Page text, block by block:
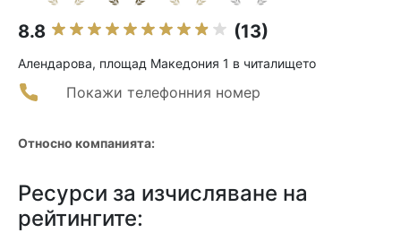
8.8 (13)
Алендарова, площад Македония 1 в читалището
Покажи телефонния номер
Относно компанията:
Ресурси за изчисляване на
рейтингите: